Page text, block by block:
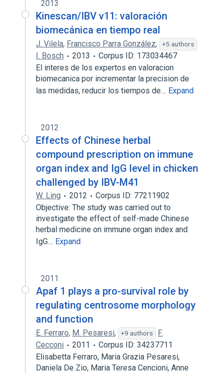
2013
Kinescan/IBV v11: valoración
biomecánica en tiempo real
J. Vilela, Francisco Parra González, +5 authors
I. Bosch 2013
Corpus ID: 173034467
El interes de los expertos en valoracion
biomecanica por incrementar la precision de
las medidas, reducir los tiempos de… Expand
2012
Effects of Chinese herbal
compound prescription on immune
organ index and IgG level in chicken
challenged by IBV-M41
W. Ling 2012
Corpus ID: 77211902
Objective: The study was carried out to
investigate the effect of self-made Chinese
herbal medicine on immune organ index and
IgG… Expand
2011
Apaf 1 plays a pro-survival role by
regulating centrosome morphology
and function
E. Ferraro, M. Pesaresi, +9 authors
F.
Cecconi
2011
Corpus ID: 34237711
Elisabetta Ferraro, Maria Grazia Pesaresi,
Daniela De Zio, Maria Teresa Cencioni, Anne